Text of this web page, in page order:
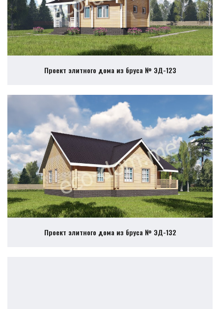
Проект элитного дома из бруса № ЭД-123
Проект элитного дома из бруса № ЭД-132